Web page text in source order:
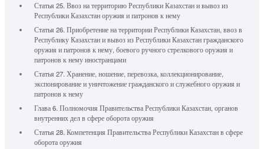
Статья 25. Ввоз на территорию Республики Казахстан и вывоз из
Республики Казахстан оружия и патронов к нему
Статья 26. Приобретение на территории Республики Казахстан, ввоз в
Республику Казахстан и вывоз из Республики Казахстан гражданского
оружия и патронов к нему, боевого ручного стрелкового оружия и
патронов к нему иностранцами
Статья 27. Хранение, ношение, перевозка, коллекционирование,
экспонирование и уничтожение гражданского и служебного оружия и
патронов к нему
Глава 6. Полномочия Правительства Республики Казахстан, органов
внутренних дел в сфере оборота оружия
Статья 28. Компетенция Правительства Республики Казахстан в сфере
оборота оружия